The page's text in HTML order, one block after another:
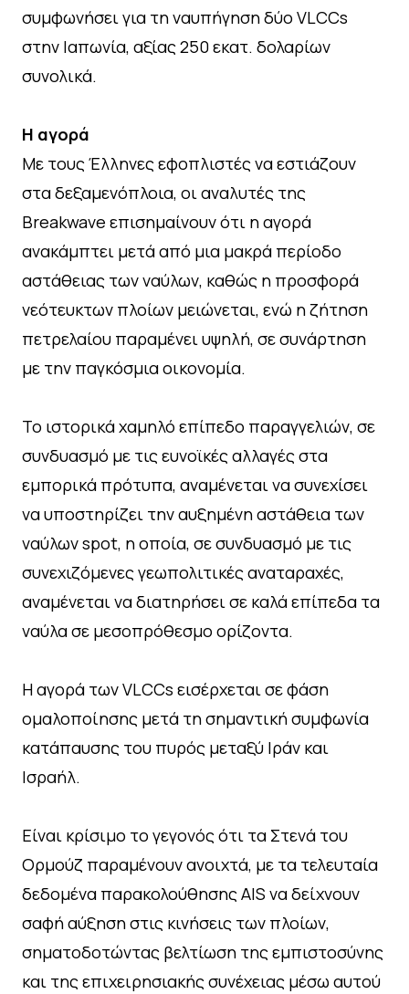
συμφωνήσει για τη ναυπήγηση δύο VLCCs
στην Ιαπωνία, αξίας 250 εκατ. δολαρίων
συνολικά.
Η αγορά
Με τους Έλληνες εφοπλιστές να εστιάζουν
στα δεξαμενόπλοια, οι αναλυτές της
Breakwave επισημαίνουν ότι η αγορά
ανακάμπτει μετά από μια μακρά περίοδο
αστάθειας των ναύλων, καθώς η προσφορά
νεότευκτων πλοίων μειώνεται, ενώ η ζήτηση
πετρελαίου παραμένει υψηλή, σε συνάρτηση
με την παγκόσμια οικονομία.
Το ιστορικά χαμηλό επίπεδο παραγγελιών, σε
συνδυασμό με τις ευνοϊκές αλλαγές στα
εμπορικά πρότυπα, αναμένεται να συνεχίσει
να υποστηρίζει την αυξημένη αστάθεια των
ναύλων spot, η οποία, σε συνδυασμό με τις
συνεχιζόμενες γεωπολιτικές αναταραχές,
αναμένεται να διατηρήσει σε καλά επίπεδα τα
ναύλα σε μεσοπρόθεσμο ορίζοντα.
Η αγορά των VLCCs εισέρχεται σε φάση
ομαλοποίησης μετά τη σημαντική συμφωνία
κατάπαυσης του πυρός μεταξύ Ιράν και
Ισραήλ.
Είναι κρίσιμο το γεγονός ότι τα Στενά του
Ορμούζ παραμένουν ανοιχτά, με τα τελευταία
δεδομένα παρακολούθησης AIS να δείχνουν
σαφή αύξηση στις κινήσεις των πλοίων,
σηματοδοτώντας βελτίωση της εμπιστοσύνης
και της επιχειρησιακής συνέχειας μέσω αυτού